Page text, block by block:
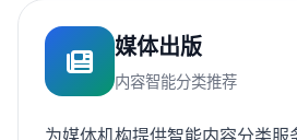
媒体出版
内容智能分类推荐
为媒体机构提供智能内容分类服